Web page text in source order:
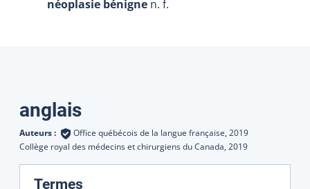
néoplasie bénigne n. f.
Traductions
anglais
Auteurs : Office québécois de la langue française, 2019
Collège royal des médecins et chirurgiens du Canada, 2019
Termes